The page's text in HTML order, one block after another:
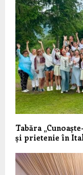
Tabăra
și prietenie în